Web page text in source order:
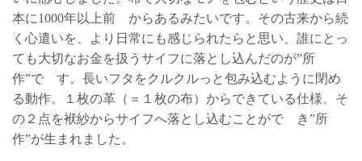
本に1000年以上前 からあるみたいです。その古来から続
く心遣いを、より日常にも感じられたらと思い、誰にとっ
ても大切なお金を扱うサイフに落とし込んだのが”所
作”で す。長いフタをクルクルっと包み込むように閉め
る動作。１枚の革（＝１枚の布）からできている仕様。そ
の２点を袱紗からサイフへ落とし込むことがで き”所
作”が生まれました。